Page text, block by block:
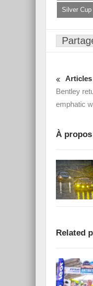
Silver Cup
Bentley
emphatic
À
Related